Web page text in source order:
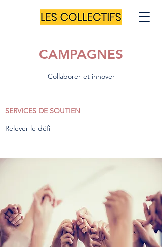
CAMPAGNES
Collaborer et innover
SERVICES DE SOUTIEN
Relever le défi